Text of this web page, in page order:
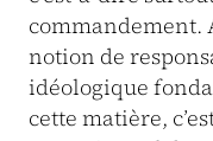
commandement.
notion de
idéologique
cette matière,